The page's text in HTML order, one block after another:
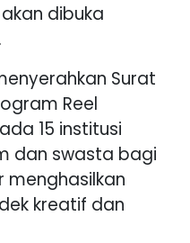
dibuka
Surat
Reel
15 institusi
dan swasta bagi
menghasilkan
kreatif dan